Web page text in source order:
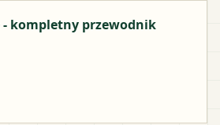
- kompletny przewodnik